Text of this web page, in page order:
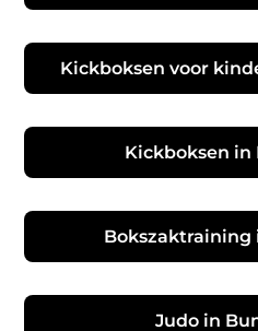
Kickboksen voor
Kickboksen in
Bokszaktraining
Judo in